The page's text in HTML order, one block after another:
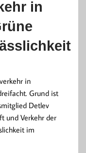
in
in
Grund ist
Detlev
und Verkehr der
im